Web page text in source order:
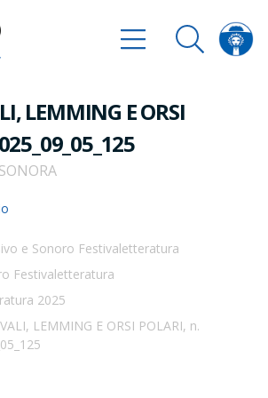
LEMMING E ORSI
e Sonoro Festivaletteratura
Festivaletteratura
2025
LEMMING E ORSI POLARI, n.